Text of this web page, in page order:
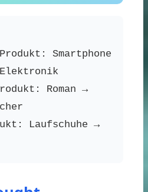
Smartphone
Roman →
Laufschuhe →